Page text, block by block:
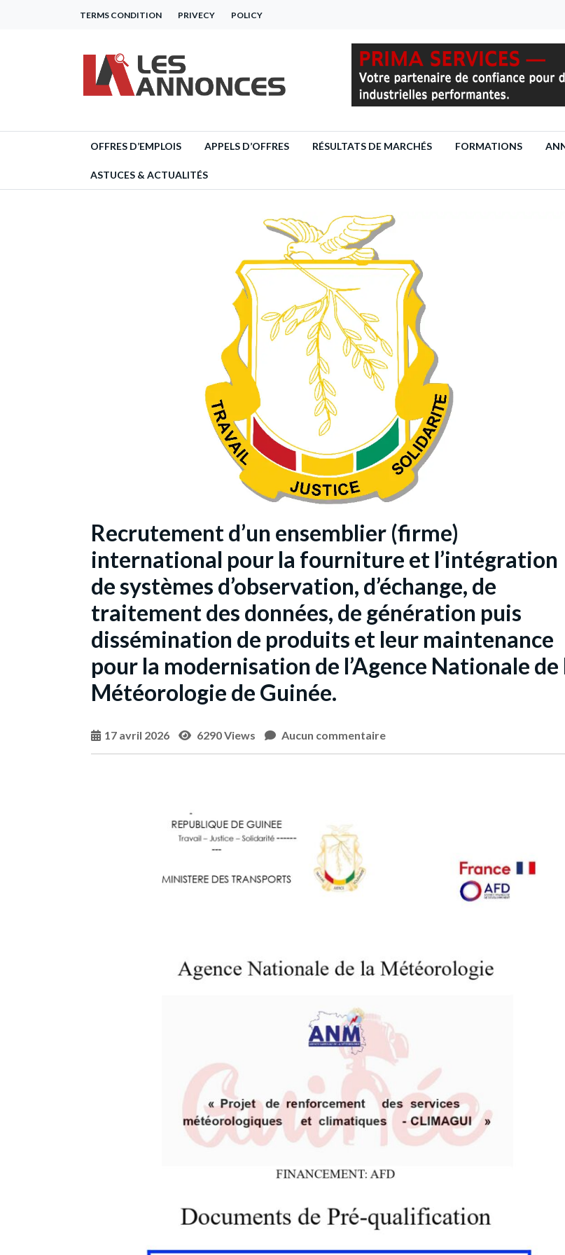
TERMS CONDITION PRIVECY POLICY
OFFRES D’EMPLOIS APPELS D’OFFRES RÉSULTATS DE MARCHÉS FORMATIONS
ASTUCES & ACTUALITÉS
Recrutement d’un ensemblier (firme)
international pour la fourniture et l’intégration
de systèmes d’observation, d’échange, de
traitement des données, de génération puis
dissémination de produits et leur maintenance
pour la modernisation de l’Agence Nationale de
Météorologie de Guinée.
17 avril 2026 6290 Views Aucun commentaire